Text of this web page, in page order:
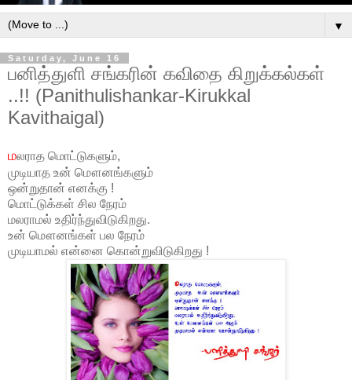
▼
Saturday, June 16
பனித்துளி சங்கரின் கவிதை கிறுக்கல்கள்
..!! (Panithulishankar-Kirukkal
Kavithaigal)
மலராத மொட்டுகளும்,
முடியாத உன் மௌனங்களும்
ஒன்றுதான் எனக்கு !
மொட்டுக்கள் சில நேரம்
மலராமல் உதிர்ந்துவிடுகிறது.
உன் மௌனங்கள் பல நேரம்
முடியாமல் என்னை கொன்றுவிடுகிறது !